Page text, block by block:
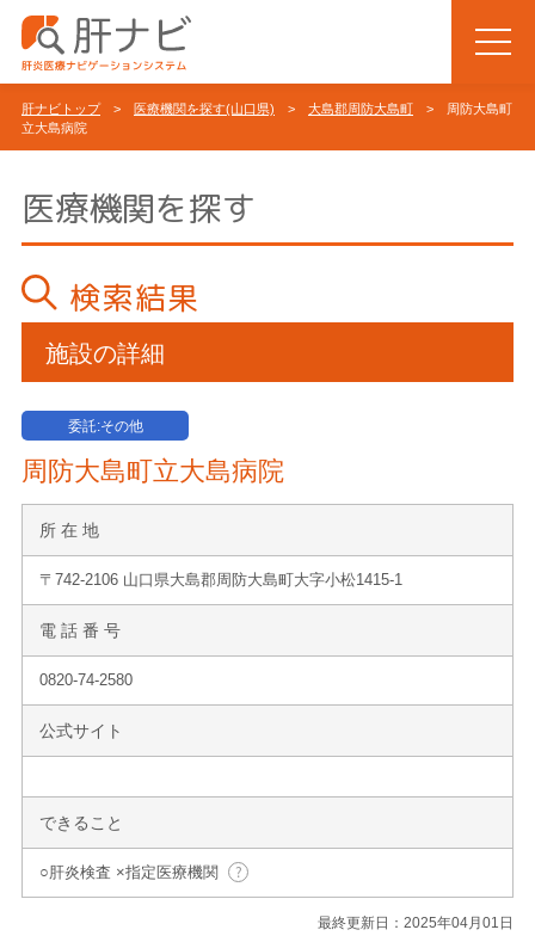
肝ナビトップ> 医療機関を探す(山口県) > 大島郡周防大島町 > 周防大島町
立大島病院
医療機関を探す
検索結果
施設の詳細
委託:その他
周防大島町立大島病院
所 在 地
〒742-2106 山口県大島郡周防大島町大字小松1415-1
電 話 番 号
0820-74-2580
公式サイト
できること
○肝炎検査 ×指定医療機関
最終更新日：2025年04月01日